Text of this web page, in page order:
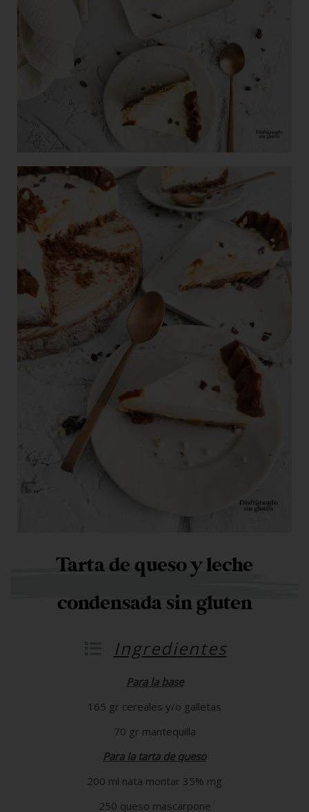
Tarta de queso y leche
condensada sin gluten
Ingredientes
Para la base
165 gr cereales y/o galletas
70 gr mantequilla
Para la tarta de queso
200 ml nata montar 35% mg
250 queso mascarpone